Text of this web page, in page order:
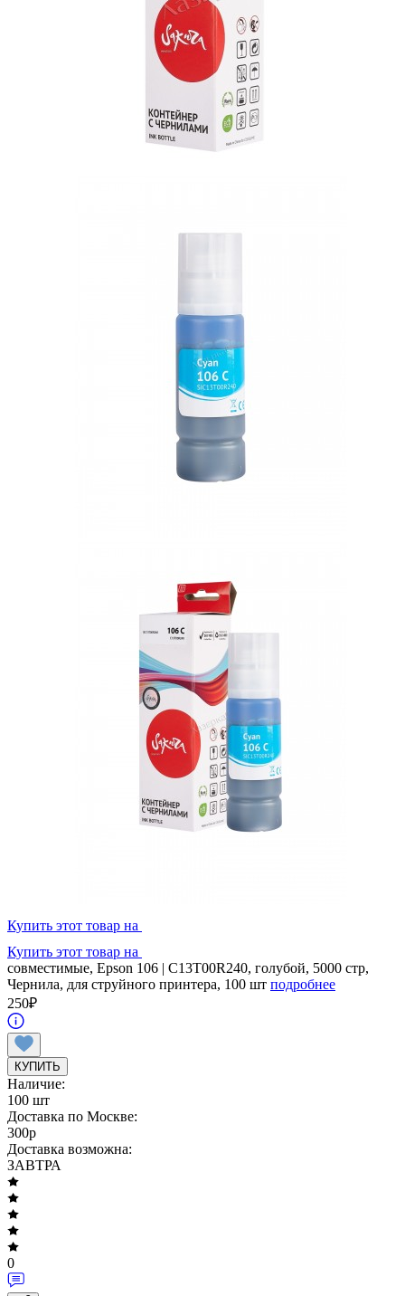
Купить этот товар на
Купить этот товар на
совместимые, Epson 106 | C13T00R240, голубой, 5000 стр,
Чернила, для струйного принтера, 100 шт подробнее
250₽
КУПИТЬ
Наличие:
100 шт
Доставка по Москве:
300p
Доставка возможна:
ЗАВТРА
0